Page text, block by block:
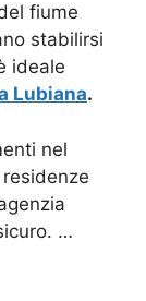
fiume
stabilirsi
ideale
Lubiana.
nel
…